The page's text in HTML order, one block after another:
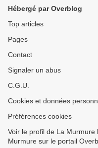
Hébergé par Overblog
Top articles
Pages
Contact
Signaler un abus
C.G.U.
Cookies et données
Préférences cookies
Voir le profil de La Murmure
Murmure sur le portail